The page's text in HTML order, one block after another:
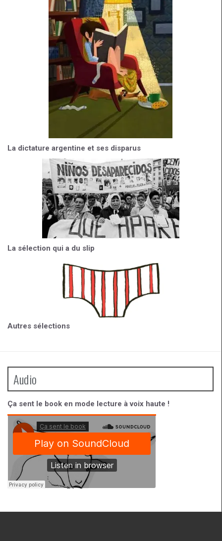
La dictature argentine et ses disparus
La sélection qui a du slip
Autres sélections
Audio
Ça sent le book en mode lecture à voix haute !